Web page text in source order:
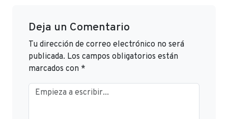
Deja un Comentario
Tu dirección de correo electrónico no será
publicada. Los campos obligatorios están
marcados con *